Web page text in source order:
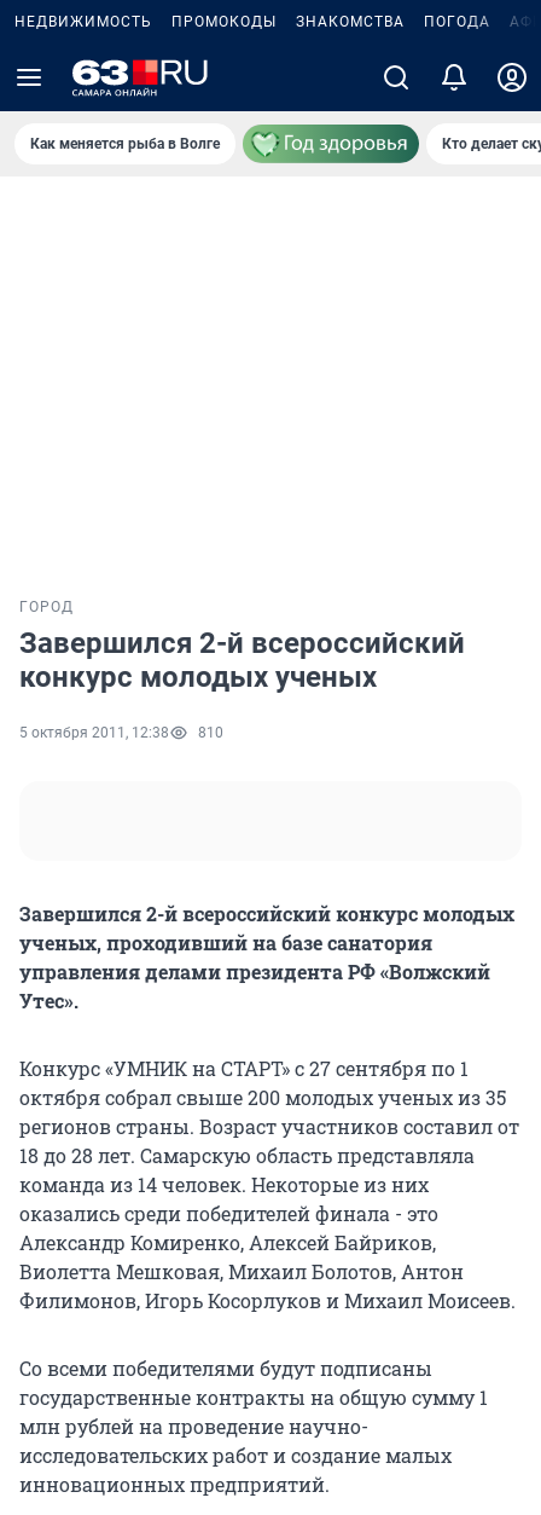
НЕДВИЖИМОСТЬ ПРОМОКОДЫ ЗНАКОМСТВА ПОГОДА
Как меняется рыба в Волге Кто делает
ГОРОД
Завершился 2-й всероссийский
конкурс молодых ученых
5 октября 2011, 12:38 810
Завершился 2-й всероссийский конкурс молодых
ученых, проходивший на базе санатория
управления делами президента РФ «Волжский
Утес».
Конкурс «УМНИК на СТАРТ» с 27 сентября по 1
октября собрал свыше 200 молодых ученых из 35
регионов страны. Возраст участников составил от
18 до 28 лет. Самарскую область представляла
команда из 14 человек. Некоторые из них
оказались среди победителей финала - это
Александр Комиренко, Алексей Байриков,
Виолетта Мешковая, Михаил Болотов, Антон
Филимонов, Игорь Косорлуков и Михаил Моисеев.
Со всеми победителями будут подписаны
государственные контракты на общую сумму 1
млн рублей на проведение научно-
исследовательских работ и создание малых
инновационных предприятий.